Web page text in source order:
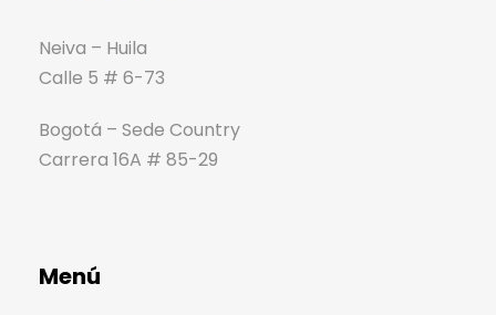
Neiva – Huila
Calle 5 # 6-73
Bogotá – Sede Country
Carrera 16A # 85-29
Menú